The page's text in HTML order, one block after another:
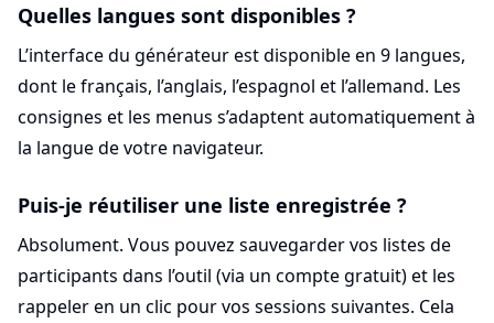
Quelles langues sont disponibles ?
L’interface du générateur est disponible en 9 langues,
dont le français, l’anglais, l’espagnol et l’allemand. Les
consignes et les menus s’adaptent automatiquement à
la langue de votre navigateur.
Puis-je réutiliser une liste enregistrée ?
Absolument. Vous pouvez sauvegarder vos listes de
participants dans l’outil (via un compte gratuit) et les
rappeler en un clic pour vos sessions suivantes. Cela